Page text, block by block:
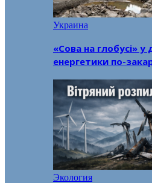
Украина
«Сова на глобусі» у
енергетики по-
Экология